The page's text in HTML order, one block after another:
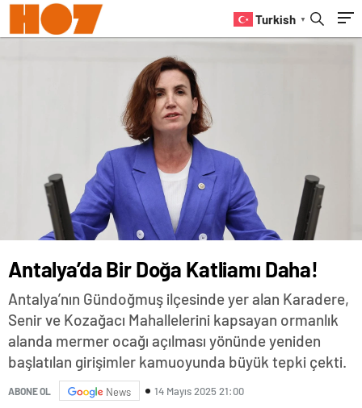
Turkish ▼
Antalya’da Bir Doğa Katliamı Daha!
Antalya’nın Gündoğmuş ilçesinde yer alan Karadere,
Senir ve Kozağacı Mahallelerini kapsayan ormanlık
alanda mermer ocağı açılması yönünde yeniden
başlatılan girişimler kamuoyunda büyük tepki çekti.
ABONE OL News 14 Mayıs 2025 21:00